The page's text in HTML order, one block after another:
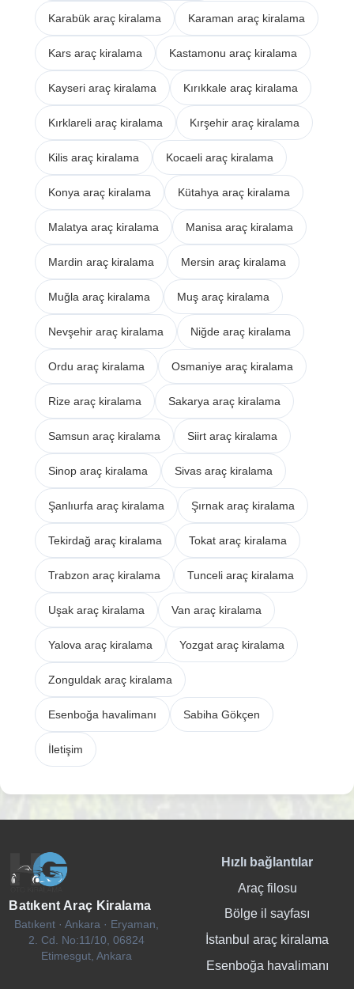
Karabük araç kiralama Karaman araç kiralama
Kars araç kiralama Kastamonu araç kiralama
Kayseri araç kiralama Kırıkkale araç kiralama
Kırklareli araç kiralama Kırşehir araç kiralama
Kilis araç kiralama Kocaeli araç kiralama
Konya araç kiralama Kütahya araç kiralama
Malatya araç kiralama Manisa araç kiralama
Mardin araç kiralama Mersin araç kiralama
Muğla araç kiralama Muş araç kiralama
Nevşehir araç kiralama Niğde araç kiralama
Ordu araç kiralama Osmaniye araç kiralama
Rize araç kiralama Sakarya araç kiralama
Samsun araç kiralama Siirt araç kiralama
Sinop araç kiralama Sivas araç kiralama
Şanlıurfa araç kiralama Şırnak araç kiralama
Tekirdağ araç kiralama Tokat araç kiralama
Trabzon araç kiralama Tunceli araç kiralama
Uşak araç kiralama Van araç kiralama
Yalova araç kiralama Yozgat araç kiralama
Zonguldak araç kiralama
Esenboğa havalimanı Sabiha Gökçen
İletişim
Batıkent Araç Kiralama
Batıkent · Ankara · Eryaman,
2. Cd. No:11/10, 06824
Etimesgut, Ankara
Hızlı bağlantılar
Araç filosu
Bölge il sayfası
İstanbul araç kiralama
Esenboğa havalimanı